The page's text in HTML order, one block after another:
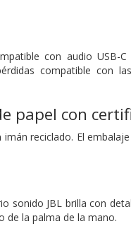
con audio USB-C
compatible con las
papel con
reciclado. El
sonido JBL brilla con
de la palma de la mano.